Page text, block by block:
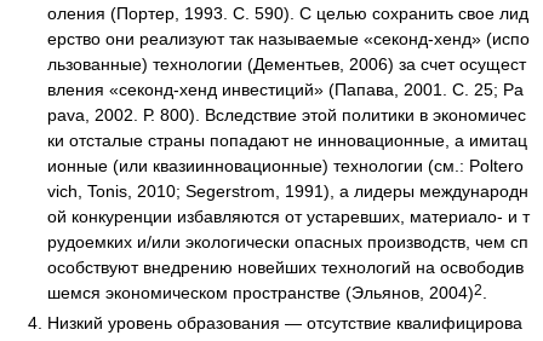
оления (Портер, 1993. С. 590). С целью сохранить свое лид
ерство они реализуют так называемые «секонд-хенд» (испо
льзованные) технологии (Дементьев, 2006) за счет осущест
вления «секонд-хенд инвестиций» (Папава, 2001. С. 25; Pa
pava, 2002. Р. 800). Вследствие этой политики в экономичес
ки отсталые страны попадают не инновационные, а имитац
ионные (или квазиинновационные) технологии (см.: Poltero
vich, Tonis, 2010; Segerstrom, 1991), а лидеры международн
ой конкуренции избавляются от устаревших, материало- и т
рудоемких и/или экологически опасных производств, чем сп
особствуют внедрению новейших технологий на освободив
шемся экономическом пространстве (Эльянов, 2004)2.
Низкий уровень образования — отсутствие квалифицирова